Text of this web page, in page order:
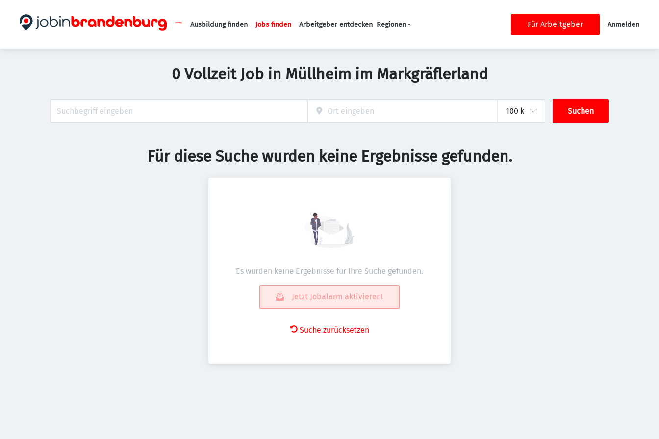
Haupt-Navigation
Ausbildung finden Jobs finden Arbeitgeber entdecken Regionen Für Arbeitgeber Anmelden
0 Vollzeit Job in Müllheim im Markgräflerland
Suchen
Für diese Suche wurden keine Ergebnisse gefunden.
Es wurden keine Ergebnisse für Ihre Suche gefunden.
Jetzt Jobalarm aktivieren!
Suche zurücksetzen